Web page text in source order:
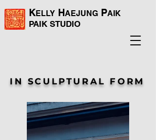
KELLY HAEJUNG PAIK
PAIK STUDIO
IN SCULPTURAL FORM